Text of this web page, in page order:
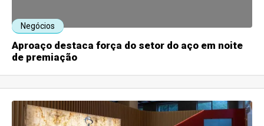
Negócios
Aproaço destaca força do setor do aço em noite
de premiação